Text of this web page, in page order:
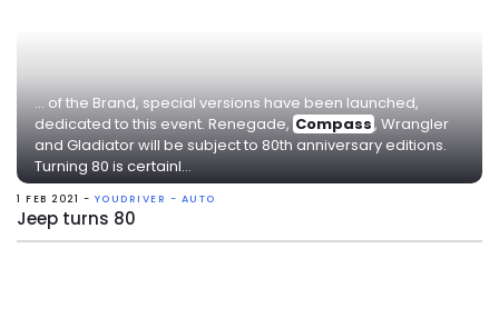
... of the Brand, special versions have been launched,
dedicated to this event. Renegade, Compass, Wrangler
and Gladiator will be subject to 80th anniversary editions.
Turning 80 is certainl...
1 FEB 2021 - YOUDRIVER - AUTO
Jeep turns 80